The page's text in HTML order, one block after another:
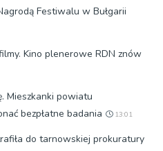
Festiwalu w Bułgarii
Kino plenerowe RDN znów
Mieszkanki powiatu
bezpłatne badania
13:01
do tarnowskiej prokuratury